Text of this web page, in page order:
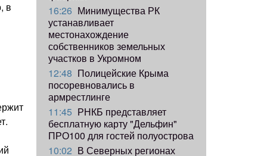
в
16:26 Минимущества РК
устанавливает
местонахождение
собственников земельных
участков в Укромном
12:48 Полицейские Крыма
посоревновались в
армрестлинге
11:45 РНКБ представляет
бесплатную карту "Дельфин"
ПРО100 для гостей полуострова
10:02 В Северных регионах